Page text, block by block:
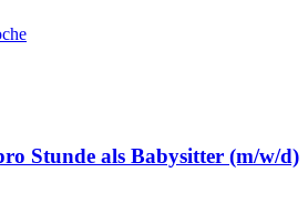
Stunde als Babysitter (m/w/d)